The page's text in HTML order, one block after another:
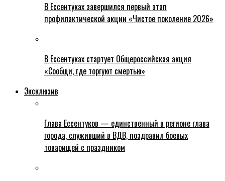
В Ессентуках завершился первый этап
профилактической акции «Чистое поколение 2026»
В Ессентуках стартует Общероссийская акция
«Сообщи, где торгуют смертью»
Эксклюзив
Глава Ессентуков — единственный в регионе глава
города, служивший в ВДВ, поздравил боевых
товарищей с праздником